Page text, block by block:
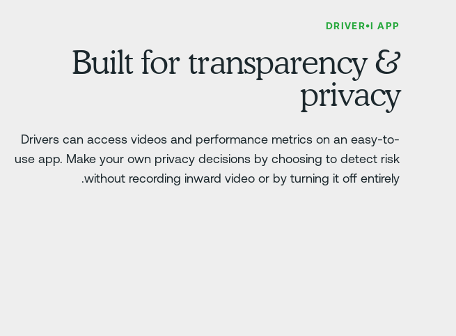
DRIVER•I APP
Built for transparency &
privacy
Drivers can access videos and performance metrics on an easy-to-
use app. Make your own privacy decisions by choosing to detect risk
without recording inward video or by turning it off entirely.